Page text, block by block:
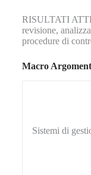
RISULTATI
revisione,
procedure di
Macro
Sistemi di